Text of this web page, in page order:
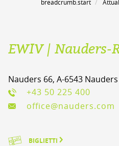
breadcrumb.start
EWIV | Nauders-
Nauders 66, A-6543 Nauders
+43 50 225 400
office@nauders.com
BIGLIETTI